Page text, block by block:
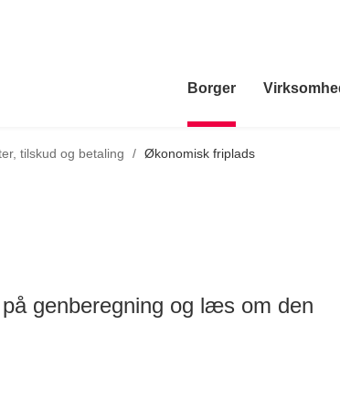
Borger
tiltilskud og betaling / Økonomisk friplads
genberegning og læs om den